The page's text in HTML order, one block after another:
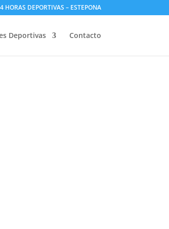
HORAS DEPORTIVAS – ESTEPONA
Deportivas Contacto